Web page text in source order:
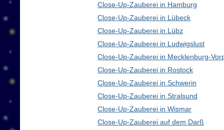
Close-Up-Zauberei in Hamburg
Close-Up-Zauberei in Lübeck
Close-Up-Zauberei in Lübz
Close-Up-Zauberei in Ludwigslust
Close-Up-Zauberei in Mecklenburg-
Close-Up-Zauberei in Rostock
Close-Up-Zauberei in Schwerin
Close-Up-Zauberei in Stralsund
Close-Up-Zauberei in Wismar
Close-Up-Zauberei auf dem Darß